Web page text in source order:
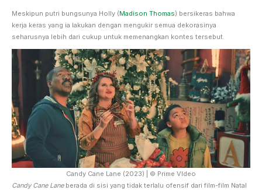
Meskipun putri bungsunya Holly (Madison Thomas) bersikeras bahwa
kerja keras yang ia lakukan dengan mengukir semua dekorasinya
seharusnya lebih dari cukup untuk memenangkan kontes tersebut.
Candy Cane Lane (2023) | © Prime VIdeo
Candy Cane Laneberada di sisi yang tidak terlalu ofensif dari film-film Natal